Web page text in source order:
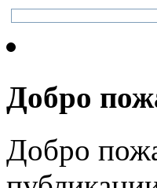
Добро
Добро